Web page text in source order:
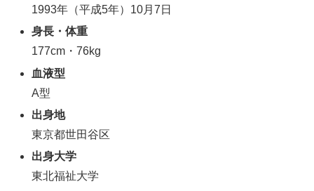
1993年（平成5年）10月7日
身長・体重
177cm・76kg
血液型
A型
出身地
東京都世田谷区
出身大学
東北福祉大学